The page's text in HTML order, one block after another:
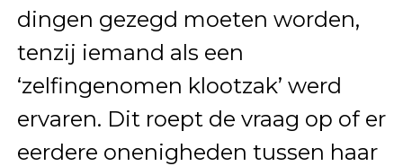
dingen gezegd moeten worden,
tenzij iemand als een
‘zelfingenomen klootzak’ werd
ervaren. Dit roept de vraag op of er
eerdere onenigheden tussen haar